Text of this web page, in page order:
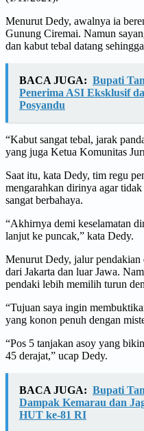
Menurut Dedy, awalnya ia
Gunung Ciremai. Namun
dan kabut tebal datang
BACA JUGA: Bupati
Penerima ASI Eksklusif
Posyandu
“Kabut sangat tebal, jarak
yang juga Ketua Komunitas
Saat itu, kata Dedy, tim regu
mengarahkan dirinya agar
sangat berbahaya.
“Akhirnya demi keselamatan
lanjut ke puncak,” kata Dedy.
Menurut Dedy, jalur pendakian
dari Jakarta dan luar Jawa.
pendaki lebih memilih turun
“Tujuan saya ingin
yang konon penuh dengan
“Pos 5 tanjakan asoy yang
45 derajat,” ucap Dedy.
BACA JUGA: Bupati
Dampak Kemarau dan
HUT ke-81 RI